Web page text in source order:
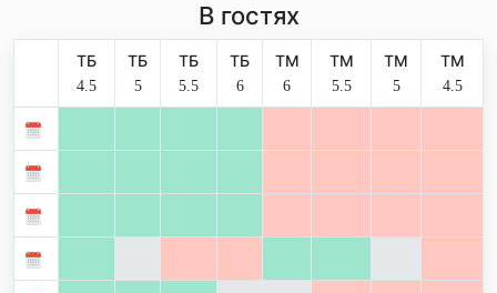
В гостях
ТБ
4.5
ТБ
5
ТБ
5.5
ТБ
6
ТМ
6
ТМ
5.5
ТМ
5
ТМ
4.5